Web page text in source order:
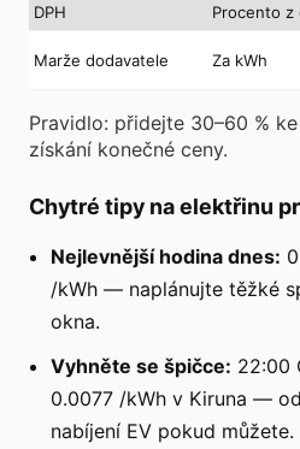
DPH
Procento z
Marže dodavatele Za kWh
Pravidlo: přidejte 30–60 %
získání konečné ceny.
Chytré tipy na elektřinu
Nejlevnější hodina dnes:
/kWh — naplánujte těžké
okna.
Vyhněte se špičce: 22:00
0.0077 /kWh v Kiruna —
nabíjení EV pokud můžete.